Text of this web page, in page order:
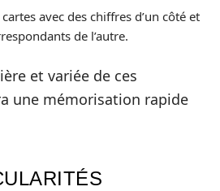
avec des chiffres d’un côté et
de l’autre.
et variée de ces
une mémorisation rapide